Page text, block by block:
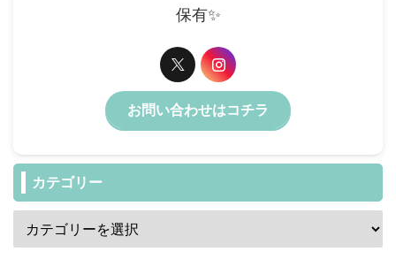
保有✨️
お問い合わせはコチラ
カテゴリー